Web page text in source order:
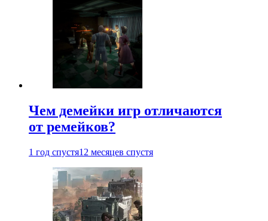
Чем демейки игр отличаются
от ремейков?
1 год спустя12 месяцев спустя